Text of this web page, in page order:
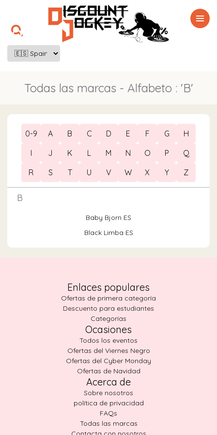

Todas las marcas - Alfabeto : 'B'
0-9 A B C D E F G
H
I
J K L M N O P
Q
R
S T U V W X Y Z
B
Baby Bjorn ES
Black Limba ES
Enlaces populares
Ofertas de primera categoría
Descuento para estudiantes
Categorías
Ocasiones
Todos los eventos
Ofertas del Viernes Negro
Ofertas del Cyber Monday
Ofertas de Navidad
Acerca de
Sobre nosotros
política de privacidad
FAQs
Todas las marcas